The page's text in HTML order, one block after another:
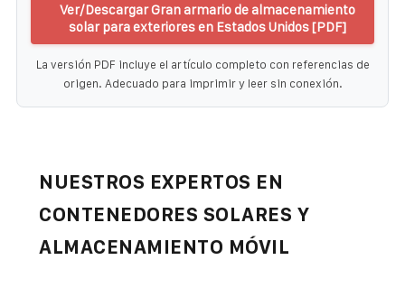
Ver/Descargar Gran armario de almacenamiento
solar para exteriores en Estados Unidos [PDF]
La versión PDF incluye el artículo completo con referencias de
origen. Adecuado para imprimir y leer sin conexión.
NUESTROS EXPERTOS EN
CONTENEDORES SOLARES Y
ALMACENAMIENTO MÓVIL